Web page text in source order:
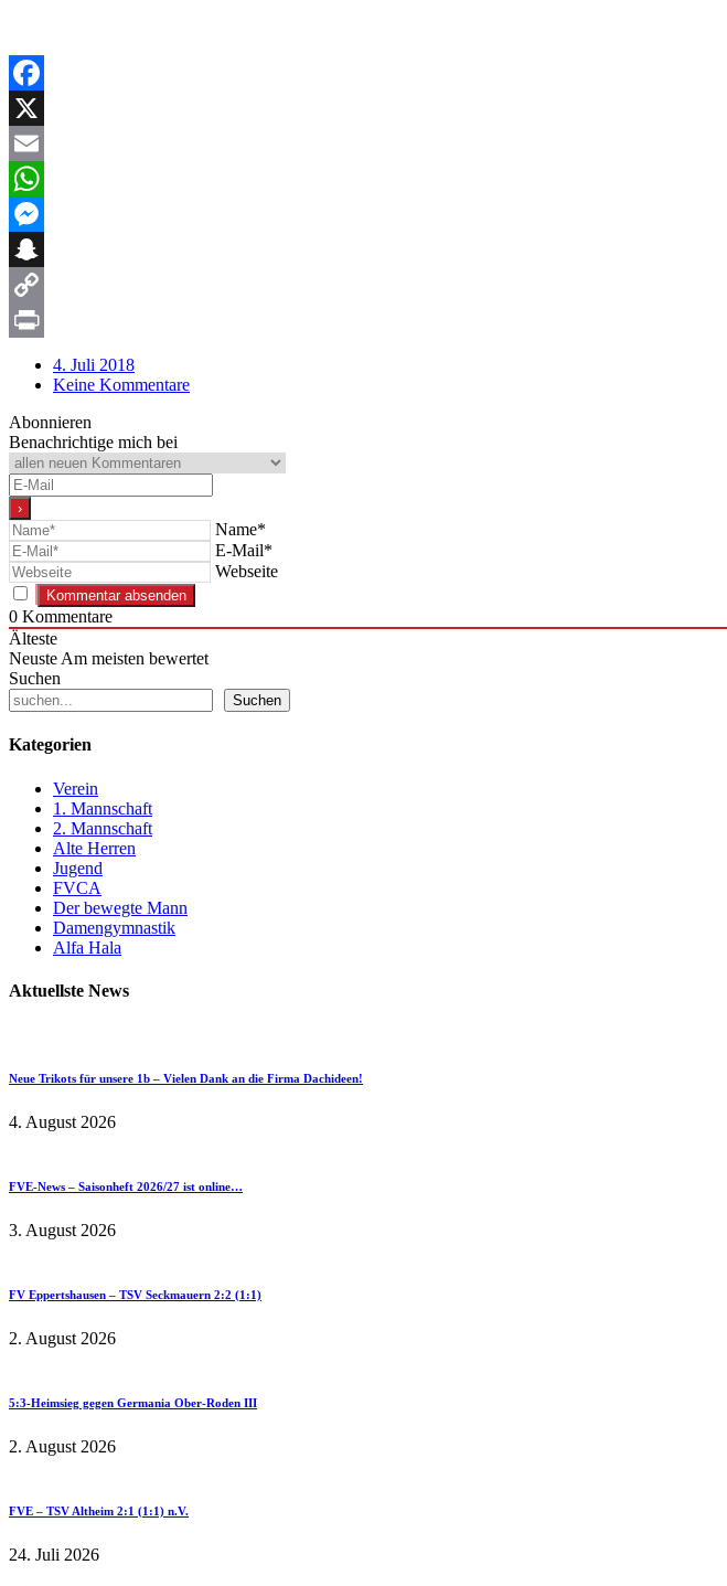
Facebook
X
Email
WhatsApp
Messenger
Snapchat
Copy
4. Juli 2018
Keine Kommentare
Abonnieren
Benachrichtige mich bei
Name*
E-Mail*
Webseite
0 Kommentare
Älteste
Neuste Am meisten bewertet
Suchen
Suchen
Kategorien
Verein
1. Mannschaft
2. Mannschaft
Alte Herren
Jugend
FVCA
Der bewegte Mann
Damengymnastik
Alfa Hala
Aktuellste News
Neue Trikots für unsere 1b – Vielen Dank an die Firma Dachideen!
4. August 2026
FVE-News – Saisonheft 2026/27 ist online…
3. August 2026
FV Eppertshausen – TSV Seckmauern 2:2 (1:1)
2. August 2026
5:3-Heimsieg gegen Germania Ober-Roden III
2. August 2026
FVE – TSV Altheim 2:1 (1:1) n.V.
24. Juli 2026